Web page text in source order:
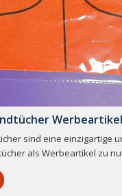
Werbeartikel
sind eine einzigartige
als Werbeartikel zu